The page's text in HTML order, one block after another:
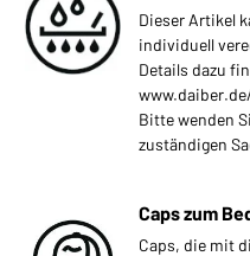
Dieser Artikel
individuell
Details dazu
Bitte wenden
zuständigen
Caps zum
Caps, die mit